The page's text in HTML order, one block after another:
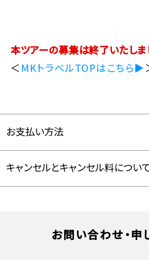
本ツアーの募集は終了いたしま
＜ MKトラベルTOPはこちら▶
お支払い方法
お支払方法詳細は
キャンセルとキャンセル料につい
お問い合わせ・申